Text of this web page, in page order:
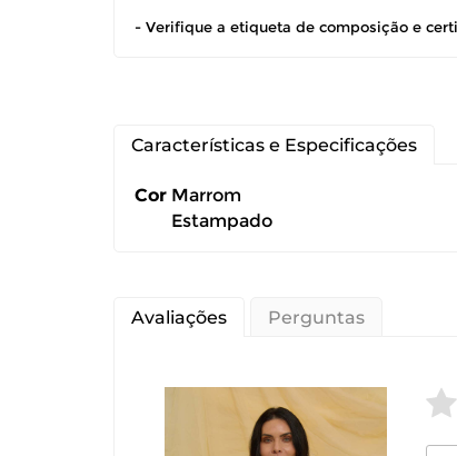
É
- Verifique a etiqueta de composição e
Características e Especificações
Cor Marrom
Estampado
Avaliações Perguntas